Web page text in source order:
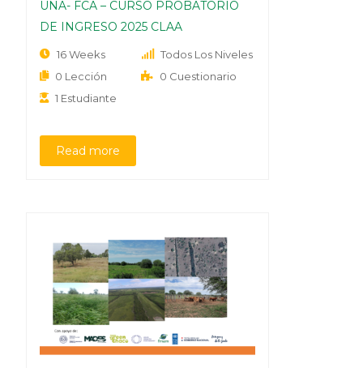
UNA- FCA – CURSO PROBATORIO
DE INGRESO 2025 CLAA
16 Weeks
Todos Los Niveles
0 Lección
0 Cuestionario
1 Estudiante
Read more